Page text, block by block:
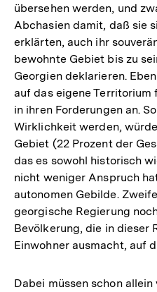
übersehen werden, und
Abchasien damit, daß sie
erklärten, auch ihr
bewohnte Gebiet bis zu
Georgien deklarieren.
auf das eigene
in ihren Forderungen an.
Wirklichkeit werden,
Gebiet (22 Prozent der
das es sowohl historisch
nicht weniger Anspruch
autonomen Gebilde.
georgische Regierung
Bevölkerung, die in dieser
Einwohner ausmacht, auf
Dabei müssen schon